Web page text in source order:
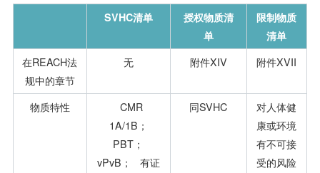
SVHC清单
授权物质清
单
限制物质
清单
在REACH法
规中的章节
无 附件XIV 附件XVII
物质特性
CMR
1A/1B；
PBT；
vPvB； 有证
同SVHC
对人体健
康或环境
有不可接
受的风险